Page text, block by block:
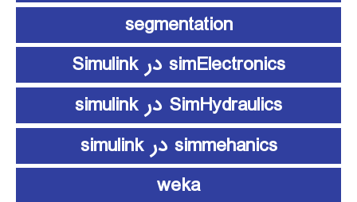
segmentation
simElectronics در Simulink
SimHydraulics در simulink
simmehanics در simulink
weka